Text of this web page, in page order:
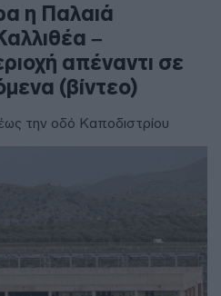
η Παλαιά
–
απέναντι σε
(βίντεο)
την οδό Καποδιστρίου